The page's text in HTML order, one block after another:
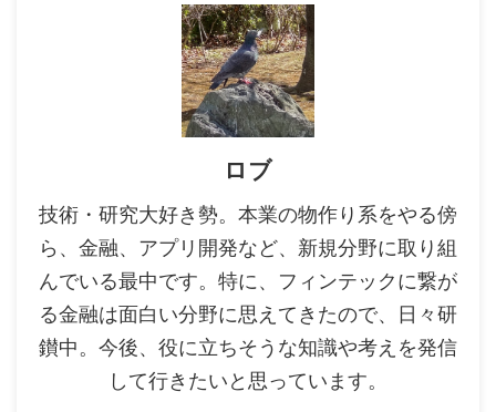
ロブ
技術・研究大好き勢。本業の物作り系をやる傍
ら、金融、アプリ開発など、新規分野に取り組
んでいる最中です。特に、フィンテックに繋が
る金融は面白い分野に思えてきたので、日々研
鑚中。今後、役に立ちそうな知識や考えを発信
して行きたいと思っています。